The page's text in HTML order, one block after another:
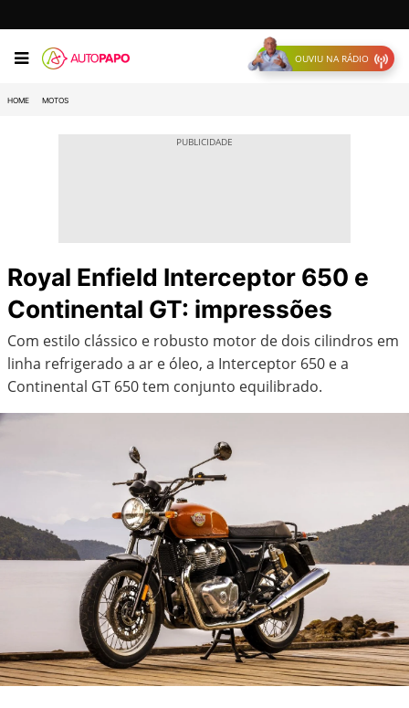
OUVIU NA RÁDIO
HOME MOTOS
Royal Enfield Interceptor 650 e
Continental GT: impressões
Com estilo clássico e robusto motor de dois cilindros em
linha refrigerado a ar e óleo, a Interceptor 650 e a
Continental GT 650 tem conjunto equilibrado.